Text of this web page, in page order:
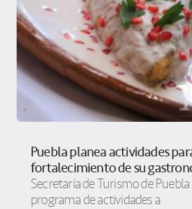
Puebla planea actividades
fortalecimiento de su
Secretaría de Turismo de
programa de actividades a